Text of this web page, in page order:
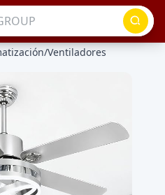
/Ventiladores